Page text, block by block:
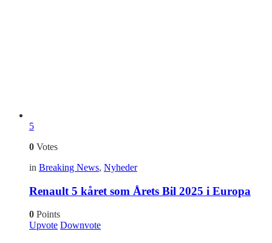
5
0 Votes
in Breaking News, Nyheder
Renault 5 kåret som Årets Bil 2025 i Europa
0 Points
Upvote Downvote